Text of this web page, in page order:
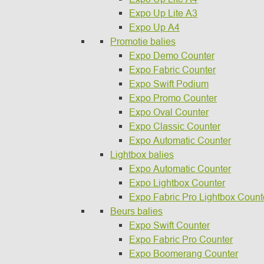
Expo Up Lite A3
Expo Up A4
Promotie balies
Expo Demo Counter
Expo Fabric Counter
Expo Swift Podium
Expo Promo Counter
Expo Oval Counter
Expo Classic Counter
Expo Automatic Counter
Lightbox balies
Expo Automatic Counter
Expo Lightbox Counter
Expo Fabric Pro Lightbox
Beurs balies
Expo Swift Counter
Expo Fabric Pro Counter
Expo Boomerang Counter